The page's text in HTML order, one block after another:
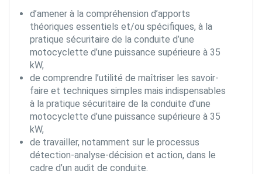
d’amener à la compréhension d’apports
théoriques essentiels et/ou spécifiques, à la
pratique sécuritaire de la conduite d’une
motocyclette d’une puissance supérieure à 35
kW,
de comprendre l’utilité de maîtriser les savoir-
faire et techniques simples mais indispensables
à la pratique sécuritaire de la conduite d’une
motocyclette d’une puissance supérieure à 35
kW,
de travailler, notamment sur le processus
détection-analyse-décision et action, dans le
cadre d’un audit de conduite.